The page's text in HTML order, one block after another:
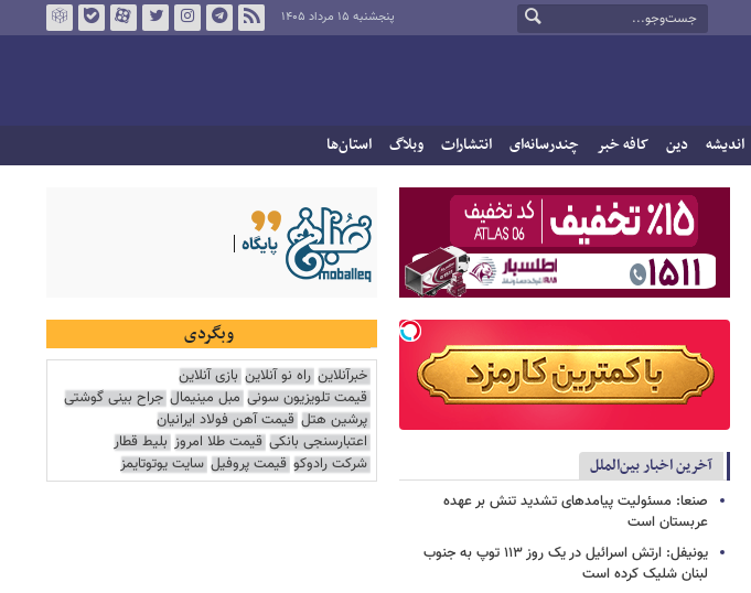
پنجشنبه ۱۵ مرداد ۱۴۰۵
اندیشه دین کافه خبر چندرسانه‌ای انتشارات وبلاگ استان‌ها
آخرین اخبار بین‌الملل
صنعا: مسئولیت پیامدهای تشدید تنش بر عهده
عربستان است
یونیفل: ارتش اسرائیل در یک روز ۱۱۳ توپ به جنوب
لبنان شلیک کرده است
وبگردی
خبرآنلاین راه نو آنلاین بازی آنلاین
قیمت تلویزیون سونی مبل مینیمال جراح بینی گوشتی
پرشین هتل قیمت آهن فولاد ایرانیان
اعتبارسنجی بانکی قیمت طلا امروز بلیط قطار
شرکت رادوکو قیمت پروفیل سایت یوتوتایمز